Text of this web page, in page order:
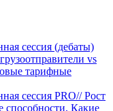
сессия (дебаты)
vs
тарифные
сессия PRO// Рост
способности. Какие